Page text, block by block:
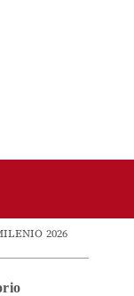
2026